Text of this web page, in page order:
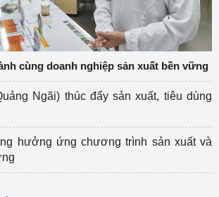
cùng doanh nghiệp sản xuất bền vững
Ngãi) thúc đẩy sản xuất, tiêu dùng
hưởng ứng chương trình sản xuất và